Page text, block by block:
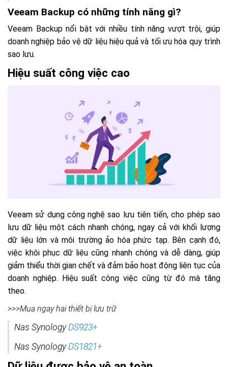
Veeam Backup có những tính năng gì?
Veeam Backup nổi bật với nhiều tính năng vượt trội, giúp
doanh nghiệp bảo vệ dữ liệu hiệu quả và tối ưu hóa quy trình
sao lưu.
Hiệu suất công việc cao
Veeam sử dụng công nghệ sao lưu tiên tiến, cho phép sao
lưu dữ liệu một cách nhanh chóng, ngay cả với khối lượng
dữ liệu lớn và môi trường ảo hóa phức tạp. Bên cạnh đó,
việc khôi phục dữ liệu cũng nhanh chóng và dễ dàng, giúp
giảm thiểu thời gian chết và đảm bảo hoạt động liên tục của
doanh nghiệp. Hiệu suất công việc cũng từ đó mà tăng
theo.
>>>Mua ngay hai thiết bị lưu trữ
Nas Synology DS923+
Nas Synology DS1821+